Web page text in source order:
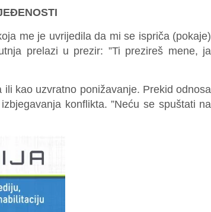
me je uvrijedila da mi se ispriča (pokaje)
prelazi u prezir: ”Ti prezireš mene, ja
kao uzvratno ponižavanje. Prekid odnosa
konflikta. ”Neću se spuštati na